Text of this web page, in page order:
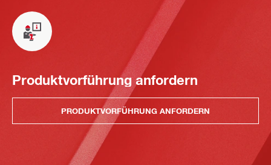
Produktvorführung anfordern
PRODUKTVORFÜHRUNG ANFORDERN